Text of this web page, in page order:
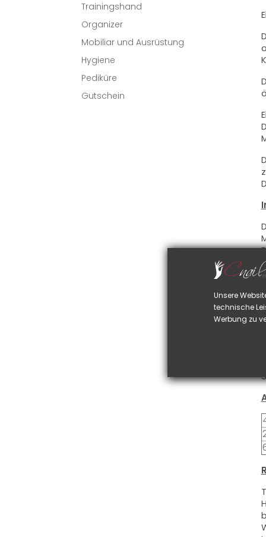
Trainingshand
Organizer
Mobiliar und Ausrüstung
Hygiene
Pediküre
Gutschein
Unsere
technische
Werbung zu